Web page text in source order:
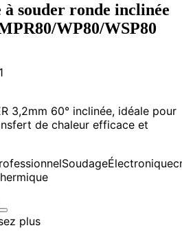
souder ronde inclinée
WP80/WSP80
3,2mm 60° inclinée, idéale pour
de chaleur efficace et
SoudageÉlectronique
plus